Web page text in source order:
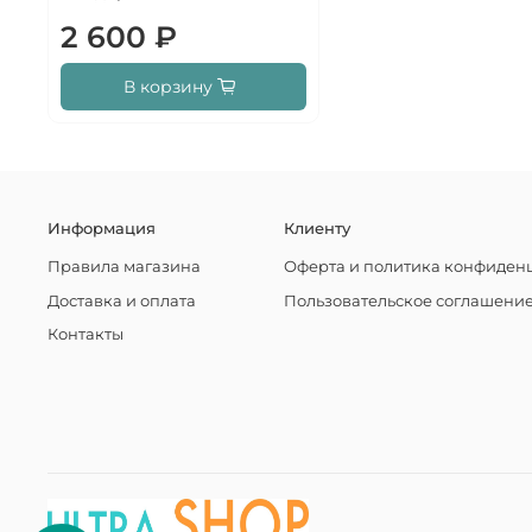
2 600 ₽
В корзину
Информация
Правила магазина
Доставка и оплата
Контакты
Клиенту
Оферта и политика
Пользовательское